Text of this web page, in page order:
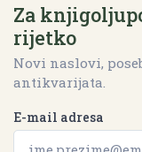
Za
rijetko
Novi naslovi,
antikvarijata.
E-mail adresa